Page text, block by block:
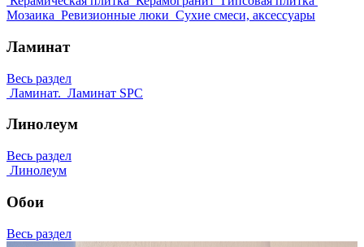
Мозаика Ревизионные люки Сухие смеси, аксессуары
Ламинат
Весь раздел
Ламинат. Ламинат SPC
Линолеум
Весь раздел
Линолеум
Обои
Весь раздел